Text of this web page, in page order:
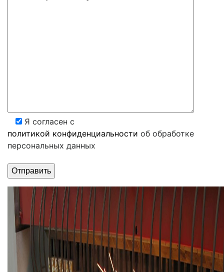
Я согласен с
политикой конфиденциальности об обработке
персональных данных